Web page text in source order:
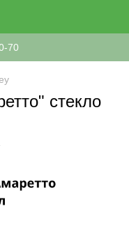
70
стекло